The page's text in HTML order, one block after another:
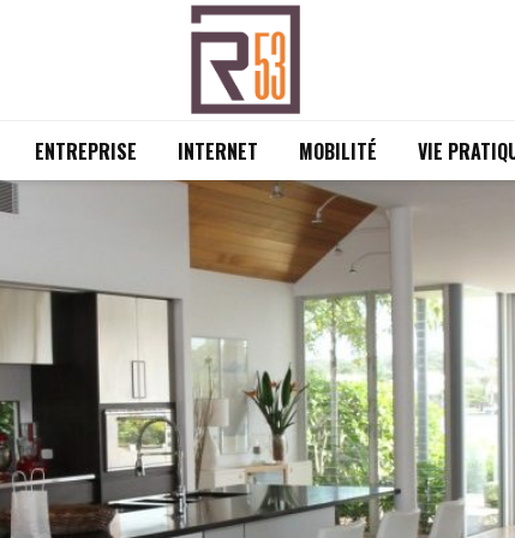
ENTREPRISE INTERNET MOBILITÉ VIE